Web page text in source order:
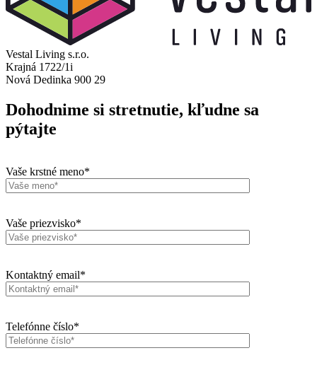
Vestal Living s.r.o.
Krajná 1722/1i
Nová Dedinka 900 29
Dohodnime si stretnutie, kľudne sa
pýtajte
Vaše krstné meno*
Vaše priezvisko*
Kontaktný email*
Telefónne číslo*